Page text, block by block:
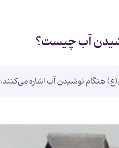
آب چیست؟
هنگام نوشیدن آب اشاره می‌کنند.